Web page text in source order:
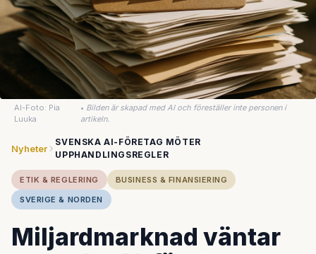
AI-Foto: Pia
Luuka
• Bilden är skapad med AI och föreställer inte personen i
artikeln.
Nyheter
SVENSKA AI-FÖRETAG MÖTER
UPPHANDLINGSREGLER
ETIK & REGLERING
BUSINESS & FINANSIERING
SVERIGE & NORDEN
Miljardmarknad väntar